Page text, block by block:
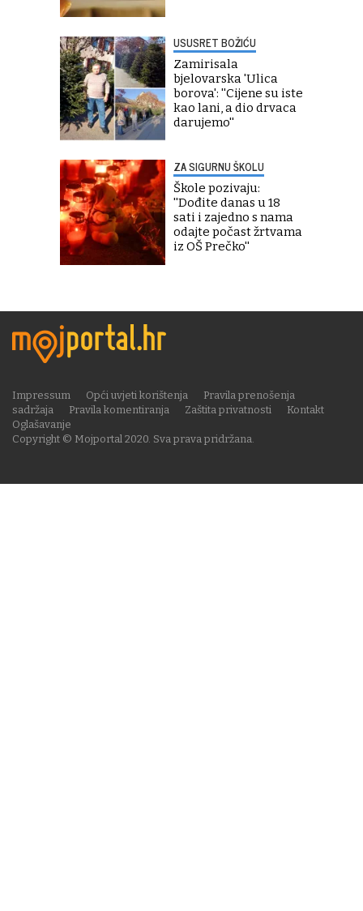
USUSRET BOŽIĆU
Zamirisala
bjelovarska 'Ulica
borova': ''Cijene su iste
kao lani, a dio drvaca
darujemo''
ZA SIGURNU ŠKOLU
Škole pozivaju:
''Dođite danas u 18
sati i zajedno s nama
odajte počast žrtvama
iz OŠ Prečko''
Copyright © Mojportal 2020. Sva prava pridržana.
Impressum Opći uvjeti korištenja
Pravila prenošenja
sadržaja
Pravila komentiranja Zaštita privatnosti
Kontakt
Oglašavanje